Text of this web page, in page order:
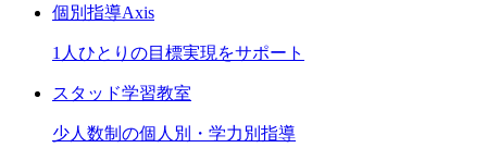
個別指導Axis
1人ひとりの目標実現をサポート
スタッド学習教室
少人数制の個人別・学力別指導